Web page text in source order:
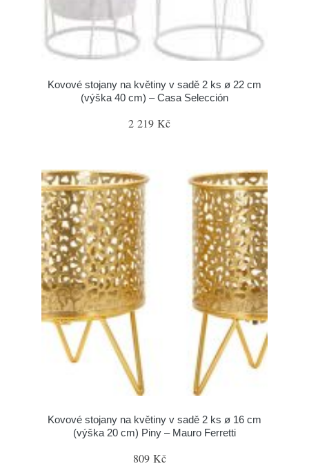
Kovové stojany na květiny v sadě 2 ks ø 22 cm
(výška 40 cm) – Casa Selección
2 219 Kč
Kovové stojany na květiny v sadě 2 ks ø 16 cm
(výška 20 cm) Piny – Mauro Ferretti
809 Kč